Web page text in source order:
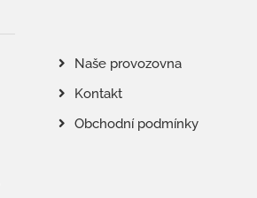
Naše provozovna
Kontakt
Obchodní podmínky